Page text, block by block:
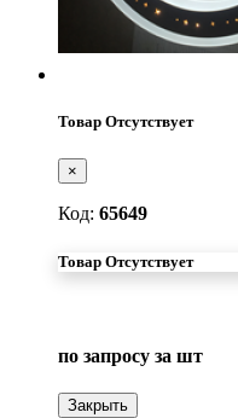
Товар Отсутствует
×
Код: 65649
Товар Отсутствует
по запросу за шт
Закрыть